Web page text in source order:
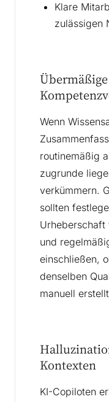
Klare
zulässigen
Wenn
routinemäßig
zugrunde
verkümmern.
sollten
und
einschließen,
denselben
manuell
Kontexten
KI-Copiloten